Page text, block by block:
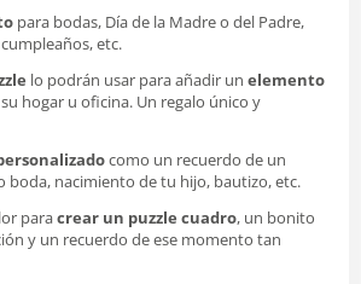
para bodas, Día de la Madre o del Padre,
etc.
lo podrán usar para añadir un elemento
hogar u oficina. Un regalo único y
como un recuerdo de un
boda, nacimiento de tu hijo, bautizo, etc.
paracrear un puzzle cuadro, un bonito
y un recuerdo de ese momento tan